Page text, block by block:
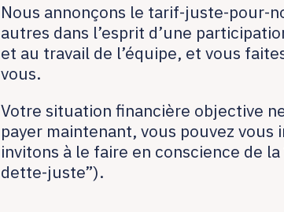
Nous annonçons le tarif-juste-pour-
autres dans l’esprit d’une
et au travail de l’équipe, et vous
vous.
Votre situation financière objective
payer maintenant, vous pouvez vous
invitons à le faire en conscience de
dette-juste”).